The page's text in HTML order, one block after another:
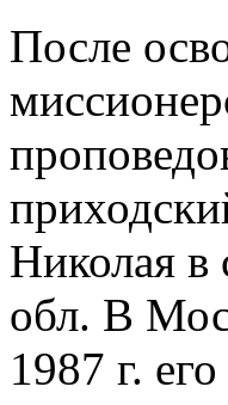
После
Николая в
обл. В
1987 г.